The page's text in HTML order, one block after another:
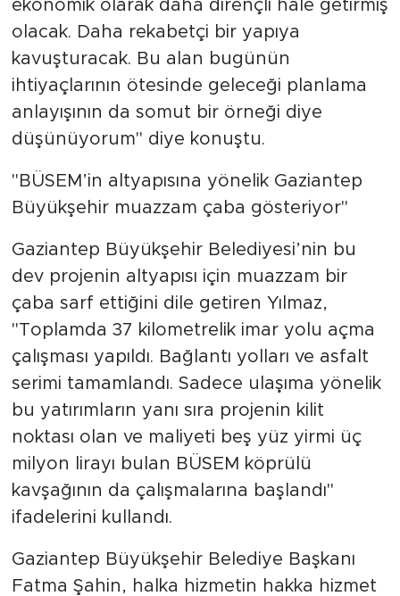
ekonomik olarak daha dirençli hale getirmiş
olacak. Daha rekabetçi bir yapıya
kavuşturacak. Bu alan bugünün
ihtiyaçlarının ötesinde geleceği planlama
anlayışının da somut bir örneği diye
düşünüyorum" diye konuştu.
"BÜSEM’in altyapısına yönelik Gaziantep
Büyükşehir muazzam çaba gösteriyor"
Gaziantep Büyükşehir Belediyesi’nin bu
dev projenin altyapısı için muazzam bir
çaba sarf ettiğini dile getiren Yılmaz,
"Toplamda 37 kilometrelik imar yolu açma
çalışması yapıldı. Bağlantı yolları ve asfalt
serimi tamamlandı. Sadece ulaşıma yönelik
bu yatırımların yanı sıra projenin kilit
noktası olan ve maliyeti beş yüz yirmi üç
milyon lirayı bulan BÜSEM köprülü
kavşağının da çalışmalarına başlandı"
ifadelerini kullandı.
Gaziantep Büyükşehir Belediye Başkanı
Fatma Şahin, halka hizmetin hakka hizmet